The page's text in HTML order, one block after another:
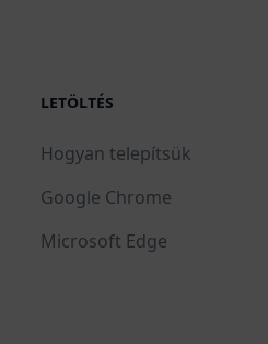
LETÖLTÉS
Hogyan telepítsük
Google Chrome
Microsoft Edge